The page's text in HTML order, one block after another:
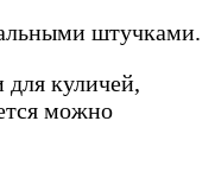
штучками.
для куличей,
можно